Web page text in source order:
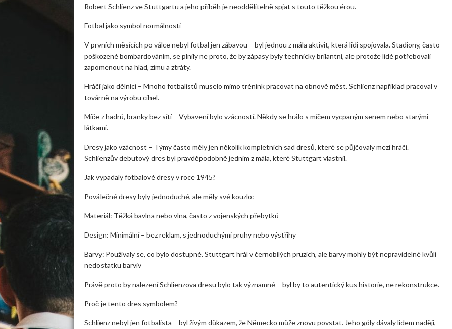
Robert Schlienz ve Stuttgartu a jeho příběh je neoddělitelně spjat s touto těžkou érou.
Fotbal jako symbol normálnosti
V prvních měsících po válce nebyl fotbal jen zábavou – byl jednou z mála aktivit, která lidi spojovala. Stadiony, často
poškozené bombardováním, se plnily ne proto, že by zápasy byly technicky brilantní, ale protože lidé potřebovali
zapomenout na hlad, zimu a ztráty.
Hráči jako dělníci – Mnoho fotbalistů muselo mimo trénink pracovat na obnově měst. Schlienz například pracoval v
továrně na výrobu cihel.
Míče z hadrů, branky bez sítí – Vybavení bylo vzácností. Někdy se hrálo s míčem vycpaným senem nebo starými
látkami.
Dresy jako vzácnost – Týmy často měly jen několik kompletních sad dresů, které se půjčovaly mezi hráči.
Schlienzův debutový dres byl pravděpodobně jedním z mála, které Stuttgart vlastnil.
Jak vypadaly fotbalové dresy v roce 1945?
Poválečné dresy byly jednoduché, ale měly své kouzlo:
Materiál: Těžká bavlna nebo vlna, často z vojenských přebytků
Design: Minimální – bez reklam, s jednoduchými pruhy nebo výstřihy
Barvy: Používaly se, co bylo dostupné. Stuttgart hrál v černobílých pruzích, ale barvy mohly být nepravidelné kvůli
nedostatku barviv
Právě proto by nalezení Schlienzova dresu bylo tak významné – byl by to autentický kus historie, ne rekonstrukce.
Proč je tento dres symbolem?
Schlienz nebyl jen fotbalista – byl živým důkazem, že Německo může znovu povstat. Jeho góly dávaly lidem naději,